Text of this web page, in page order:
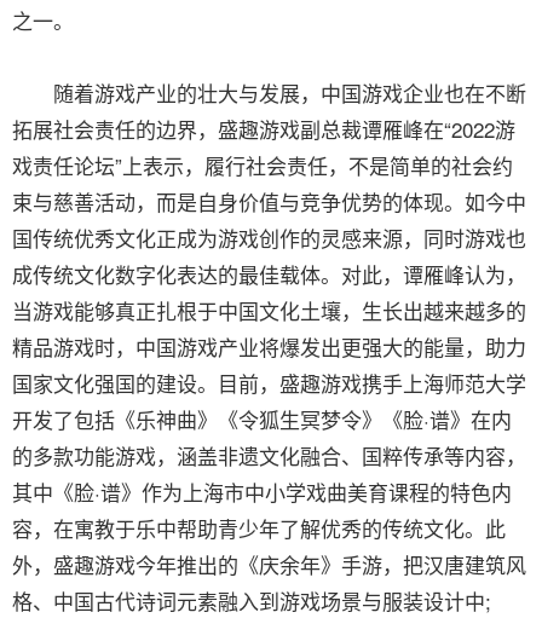
之一。
随着游戏产业的壮大与发展，中国游戏企业也在不断
拓展社会责任的边界，盛趣游戏副总裁谭雁峰在“2022游
戏责任论坛”上表示，履行社会责任，不是简单的社会约
束与慈善活动，而是自身价值与竞争优势的体现。如今中
国传统优秀文化正成为游戏创作的灵感来源，同时游戏也
成传统文化数字化表达的最佳载体。对此，谭雁峰认为，
当游戏能够真正扎根于中国文化土壤，生长出越来越多的
精品游戏时，中国游戏产业将爆发出更强大的能量，助力
国家文化强国的建设。目前，盛趣游戏携手上海师范大学
开发了包括《乐神曲》《令狐生冥梦令》《脸·谱》在内
的多款功能游戏，涵盖非遗文化融合、国粹传承等内容，
其中《脸·谱》作为上海市中小学戏曲美育课程的特色内
容，在寓教于乐中帮助青少年了解优秀的传统文化。此
外，盛趣游戏今年推出的《庆余年》手游，把汉唐建筑风
格、中国古代诗词元素融入到游戏场景与服装设计中;